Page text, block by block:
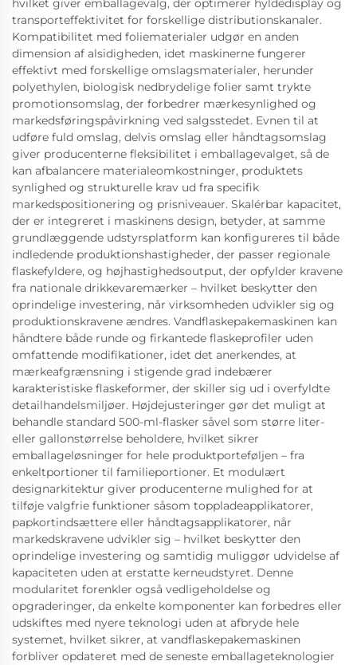
hvilket giver emballagevalg, der optimerer hyldedisplay og
transporteffektivitet for forskellige distributionskanaler.
Kompatibilitet med foliematerialer udgør en anden
dimension af alsidigheden, idet maskinerne fungerer
effektivt med forskellige omslagsmaterialer, herunder
polyethylen, biologisk nedbrydelige folier samt trykte
promotionsomslag, der forbedrer mærkesynlighed og
markedsføringspåvirkning ved salgsstedet. Evnen til at
udføre fuld omslag, delvis omslag eller håndtagsomslag
giver producenterne fleksibilitet i emballagevalget, så de
kan afbalancere materialeomkostninger, produktets
synlighed og strukturelle krav ud fra specifik
markedspositionering og prisniveauer. Skalérbar kapacitet,
der er integreret i maskinens design, betyder, at samme
grundlæggende udstyrsplatform kan konfigureres til både
indledende produktionshastigheder, der passer regionale
flaskefyldere, og højhastighedsoutput, der opfylder kravene
fra nationale drikkevaremærker – hvilket beskytter den
oprindelige investering, når virksomheden udvikler sig og
produktionskravene ændres. Vandflaskepakemaskinen kan
håndtere både runde og firkantede flaskeprofiler uden
omfattende modifikationer, idet det anerkendes, at
mærkeafgrænsning i stigende grad indebærer
karakteristiske flaskeformer, der skiller sig ud i overfyldte
detailhandelsmiljøer. Højdejusteringer gør det muligt at
behandle standard 500-ml-flasker såvel som større liter-
eller gallonstørrelse beholdere, hvilket sikrer
emballageløsninger for hele produktporteføljen – fra
enkeltportioner til familieportioner. Et modulært
designarkitektur giver producenterne mulighed for at
tilføje valgfrie funktioner såsom toppladeapplikatorer,
papkortindsættere eller håndtagsapplikatorer, når
markedskravene udvikler sig – hvilket beskytter den
oprindelige investering og samtidig muliggør udvidelse af
kapaciteten uden at erstatte kerneudstyret. Denne
modularitet forenkler også vedligeholdelse og
opgraderinger, da enkelte komponenter kan forbedres eller
udskiftes med nyere teknologi uden at afbryde hele
systemet, hvilket sikrer, at vandflaskepakemaskinen
forbliver opdateret med de seneste emballageteknologier